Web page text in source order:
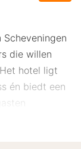
Scheveningen
die willen
hotel ligt
én biedt een
8.2.